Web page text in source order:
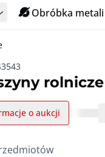
Obróbka metali
o aukcji